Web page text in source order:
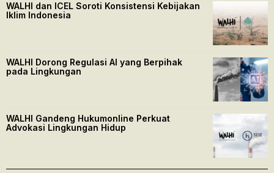
WALHI dan ICEL Soroti Konsistensi Kebijakan
Iklim Indonesia
WALHI Dorong Regulasi AI yang Berpihak
pada Lingkungan
WALHI Gandeng Hukumonline Perkuat
Advokasi Lingkungan Hidup